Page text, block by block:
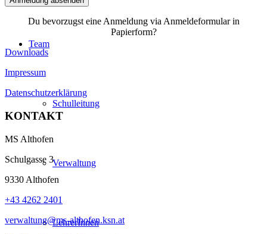
Team
Schulleitung
Verwaltung
LehrerInnen
Du bevorzugst eine Anmeldung via Anmeldeformular in
Papierform?
Downloads
Impressum
Datenschutzerklärung
KONTAKT
MS Althofen
Schulgasse 3
9330 Althofen
+43 4262 2401
verwaltung@ms-althofen.ksn.at